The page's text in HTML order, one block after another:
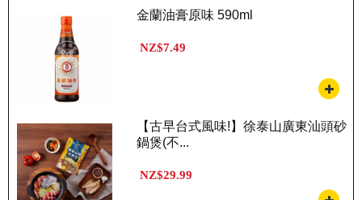
金蘭油膏原味 590ml
NZ$7.49
【古早台式風味!】徐泰山廣東汕頭砂
鍋煲(不...
NZ$29.99